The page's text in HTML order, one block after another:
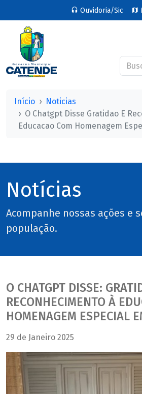
Ouvidoria/Sic
Início
Noticias
O Chatgpt Disse Gratidao E
Educacao Com Homenagem
Notícias
Acompanhe nossas ações e
população.
O CHATGPT DISSE:
RECONHECIMENTO À
HOMENAGEM ESPECIAL
29 de Janeiro 2025